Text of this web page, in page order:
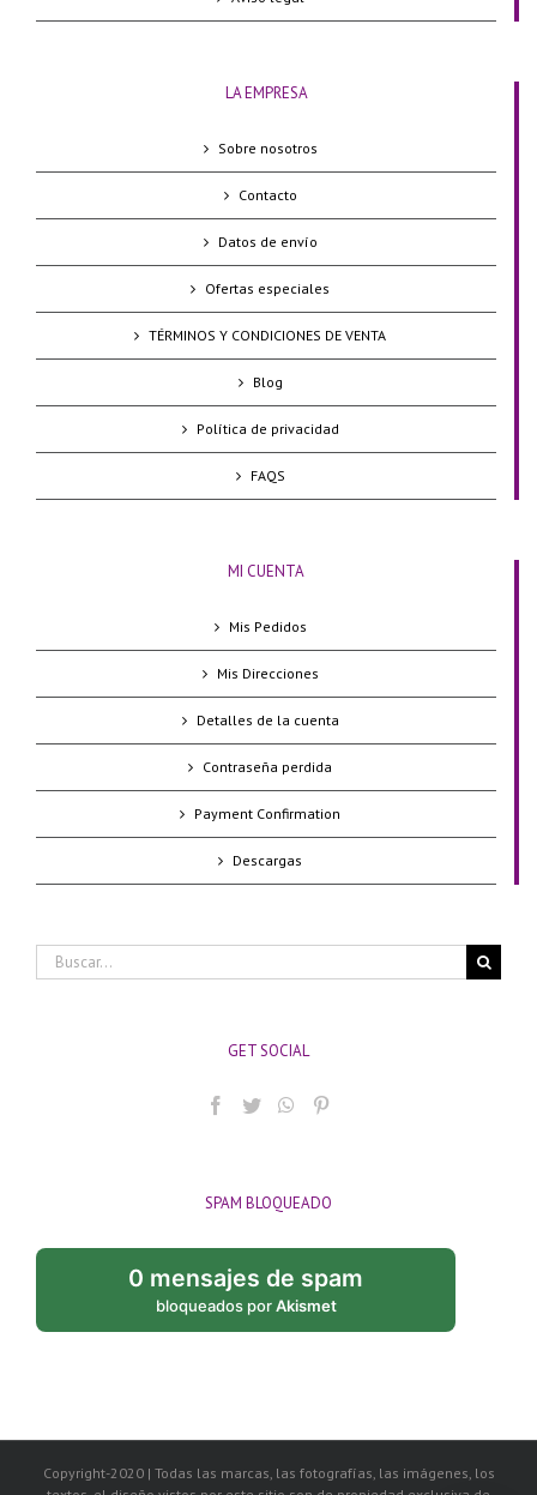
LA EMPRESA
Sobre nosotros
Contacto
Datos de envío
Ofertas especiales
TÉRMINOS Y CONDICIONES DE VENTA
Blog
Política de privacidad
FAQS
MI CUENTA
Mis Pedidos
Mis Direcciones
Detalles de la cuenta
Contraseña perdida
Payment Confirmation
Descargas
Buscar:
GET SOCIAL
SPAM BLOQUEADO
0 mensajes de spam
bloqueados porAkismet
Copyright-2020 | Todas las marcas, las fotografías, las imágenes, los